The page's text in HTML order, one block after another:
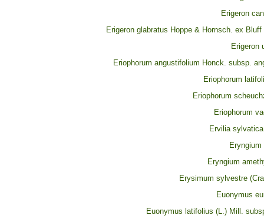
Erigeron
Erigeron glabratus Hoppe & Hornsch. ex
Erigeron
Eriophorum angustifolium Honck. subsp.
Eriophorum
Eriophorum
Eriophorum
Ervilia
Eryngium
Erysimum sylvestre
Euonymus
Euonymus latifolius (L.) Mill.